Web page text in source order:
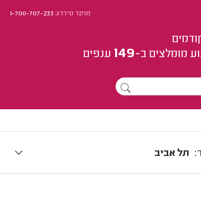
מוקד מידרג:1-700-707-233
מומלצים ב-149 ענפים
תל אביב